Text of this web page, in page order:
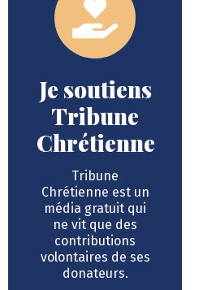
Je soutiens
Tribune
Chrétienne
Tribune
Chrétienne est un
média gratuit qui
ne vit que des
contributions
volontaires de ses
donateurs.